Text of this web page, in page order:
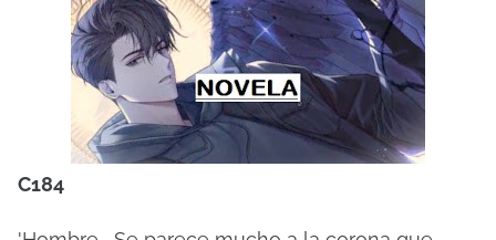
C184